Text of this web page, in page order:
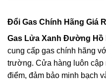
Đổi Gas Chính Hãng Giá
Gas Lửa Xanh Đường Hồ
cung cấp gas chính hãng
trường. Cửa hàng luôn cập
điểm, đảm bảo minh bạch